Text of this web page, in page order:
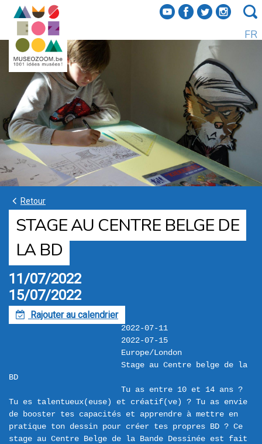
f a b e
FR
k Retour
STAGE AU CENTRE BELGE DE
LA BD
11/07/2022
15/07/2022
F Rajouter au calendrier
2022-07-11
2022-07-15
Europe/London
Stage au Centre belge de la
BD
Tu as entre 10 et 14 ans ?
Tu es talentueux(euse) et créatif(ve) ? Tu as envie
de booster tes capacités et apprendre à mettre en
pratique ton dessin pour créer tes propres BD ? Ce
stage au Centre Belge de la Bande Dessinée est fait